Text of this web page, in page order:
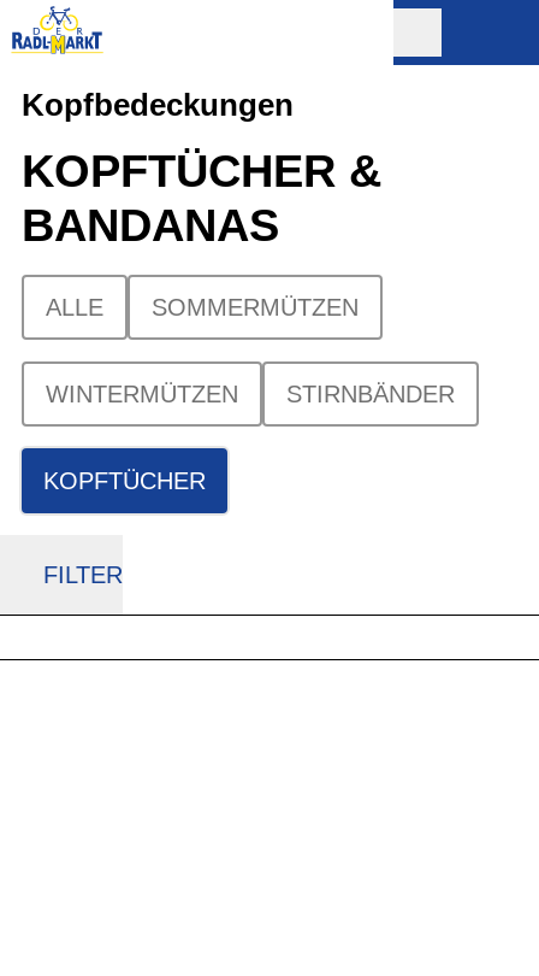
Kopfbedeckungen
KOPFTÜCHER &
BANDANAS
ALLE SOMMERMÜTZEN
WINTERMÜTZEN STIRNBÄNDER
KOPFTÜCHER
FILTER